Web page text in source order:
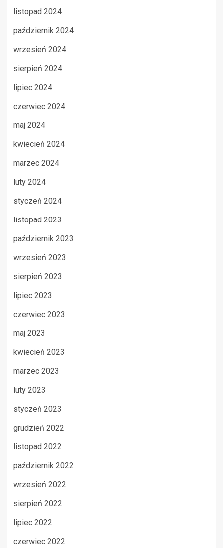
listopad 2024
październik 2024
wrzesień 2024
sierpień 2024
lipiec 2024
czerwiec 2024
maj 2024
kwiecień 2024
marzec 2024
luty 2024
styczeń 2024
listopad 2023
październik 2023
wrzesień 2023
sierpień 2023
lipiec 2023
czerwiec 2023
maj 2023
kwiecień 2023
marzec 2023
luty 2023
styczeń 2023
grudzień 2022
listopad 2022
październik 2022
wrzesień 2022
sierpień 2022
lipiec 2022
czerwiec 2022